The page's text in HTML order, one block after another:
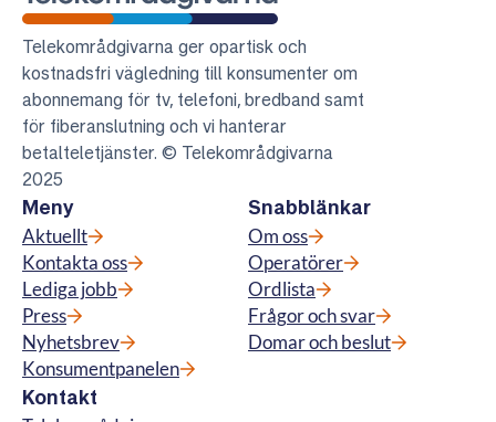
Telekområdgivarna
Telekområdgivarna ger opartisk och
kostnadsfri vägledning till konsumenter om
abonnemang för tv, telefoni, bredband samt
för fiberanslutning och vi hanterar
betalteletjänster. © Telekområdgivarna
2025
Meny
Aktuellt
Kontakta oss
Lediga jobb
Press
Nyhetsbrev
Konsumentpanelen
Snabblänkar
Om oss
Operatörer
Ordlista
Frågor och svar
Domar och beslut
Kontakt